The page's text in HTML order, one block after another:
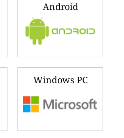
Android
Windows PC